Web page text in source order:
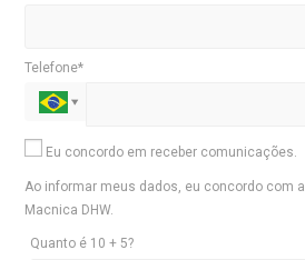
Telefone*
Eu concordo em receber comunicações.
Ao informar meus dados, eu concordo com a
Macnica DHW.
Quanto é 10 + 5?